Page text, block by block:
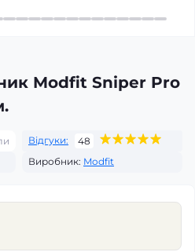
Modfit Sniper Pro
Відгуки:
48
Виробник: Modfit